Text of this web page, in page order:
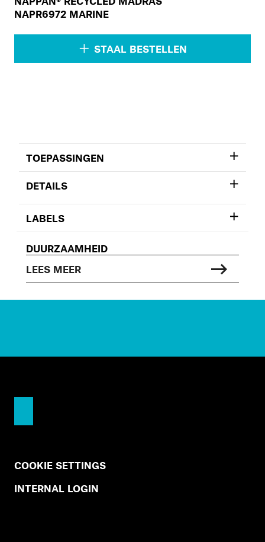
NAPR6972 MARINE
STAAL BESTELLEN
TOEPASSINGEN
DETAILS
LABELS
DUURZAAMHEID
LEES MEER
COOKIE SETTINGS
INTERNAL LOGIN